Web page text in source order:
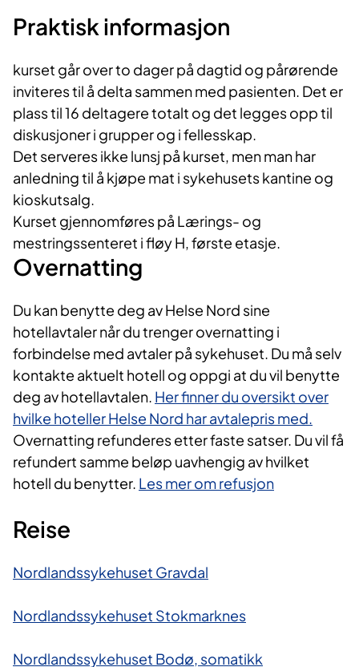
Praktisk informasjon
kurset går over to dager på dagtid og pårørende
inviteres til å delta sammen med pasienten. Det er
plass til 16 deltagere totalt og det legges opp til
diskusjoner i grupper og i fellesskap.
Det serveres ikke lunsj på kurset, men man har
anledning til å kjøpe mat i sykehusets kantine og
kioskutsalg.
Kurset gjennomføres på Lærings- og
mestringssenteret i fløy H, første etasje.
Overnatting
Du kan benytte deg av Helse Nord sine
hotellavtaler når du trenger overnatting i
forbindelse med avtaler på sykehuset. Du må selv
kontakte aktuelt hotell og oppgi at du vil benytte
deg av hotellavtalen. Her finner du oversikt over
hvilke hoteller Helse Nord har avtalepris med.
Overnatting refunderes etter faste satser. Du vil få
refundert samme beløp uavhengig av hvilket
hotell du benytter. Les mer om refusjon
Reise
Nordlandssykehuset Gravdal
Nordlandssykehuset Stokmarknes
Nordlandssykehuset Bodø, somatikk